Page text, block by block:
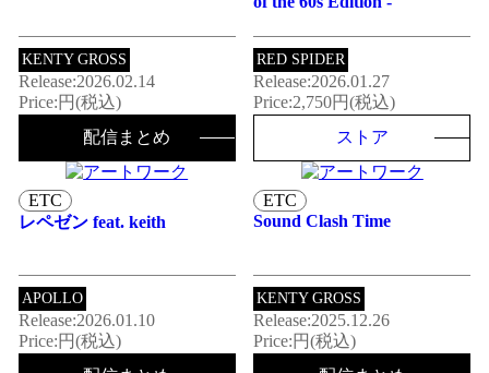
KENTY GROSS
Release:2026.02.14
Price:円(税込)
配信まとめ
RED SPIDER
Release:2026.01.27
Price:2,750円(税込)
ストア
ETC
レペゼン feat. keith
APOLLO
Release:2026.01.10
Price:円(税込)
ETC
Sound Clash Time
KENTY GROSS
Release:2025.12.26
Price:円(税込)